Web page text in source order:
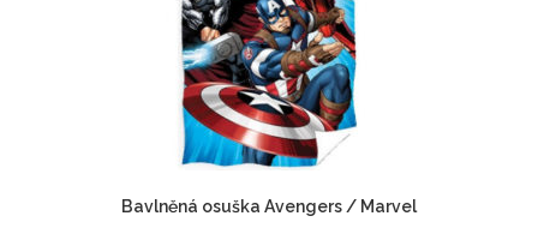
Bavlněná osuška Avengers / Marvel